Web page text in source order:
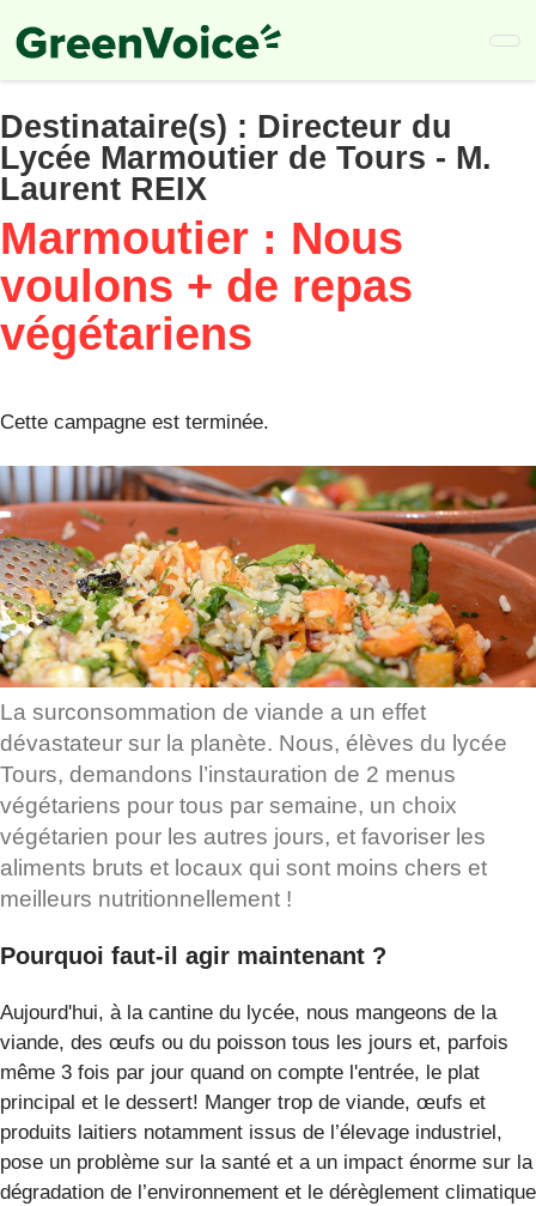
to
main
Destinataire(s) : Directeur du
Lycée Marmoutier de Tours - M.
Laurent REIX
Marmoutier : Nous
voulons + de repas
végétariens
Cette campagne est terminée.
La surconsommation de viande a un effet
dévastateur sur la planète. Nous, élèves du lycée
Tours, demandons l’instauration de 2 menus
végétariens pour tous par semaine, un choix
végétarien pour les autres jours, et favoriser les
aliments bruts et locaux qui sont moins chers et
meilleurs nutritionnellement !
Pourquoi faut-il agir maintenant ?
Aujourd'hui, à la cantine du lycée, nous mangeons de la
viande, des œufs ou du poisson tous les jours et, parfois
même 3 fois par jour quand on compte l'entrée, le plat
principal et le dessert! Manger trop de viande, œufs et
produits laitiers notamment issus de l’élevage industriel,
pose un problème sur la santé et a un impact énorme sur la
dégradation de l’environnement et le dérèglement climatique